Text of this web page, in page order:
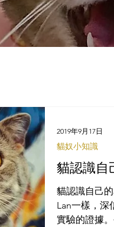
貓認識自
貓認識自己
Lan一樣，深
實驗的證據
貓奴小知識
2019年9月17日